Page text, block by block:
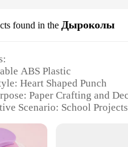
found in the Дыроколы
ABS Plastic
Heart Shaped Punch
Paper Crafting and
Scenario: School
or Weight or Quantity:
to Handle